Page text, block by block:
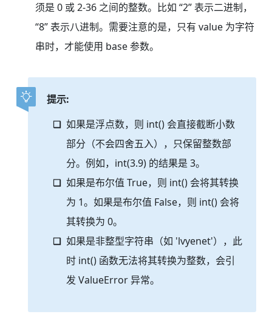
须是 0 或 2-36 之间的整数。比如 “2” 表示二进制，
“8” 表示八进制。需要注意的是，只有 value 为字符
串时，才能使用 base 参数。
提示:
如果是浮点数，则 int() 会直接截断小数
部分（不会四舍五入），只保留整数部
分。例如，int(3.9) 的结果是 3。
如果是布尔值 True，则 int() 会将其转换
为 1。如果是布尔值 False，则 int() 会将
其转换为 0。
如果是非整型字符串（如 'lvyenet'），此
时 int() 函数无法将其转换为整数，会引
发 ValueError 异常。